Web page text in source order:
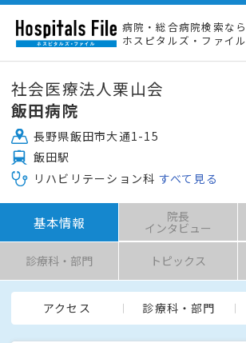
病院・総合病院検索なら
ホスピタルズ・ファイル
社会医療法人栗山会
飯田病院
長野県飯田市大通1-15
飯田駅
リハビリテーション科 すべて見る
基本情報 院長
インタビュー
診療科・部門 トピックス
アクセス 診療科・部門